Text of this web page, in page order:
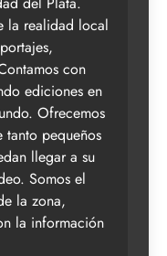
la realidad local
con
ediciones en
Ofrecemos
pequeños
llegar a su
Somos el
la zona,
la información